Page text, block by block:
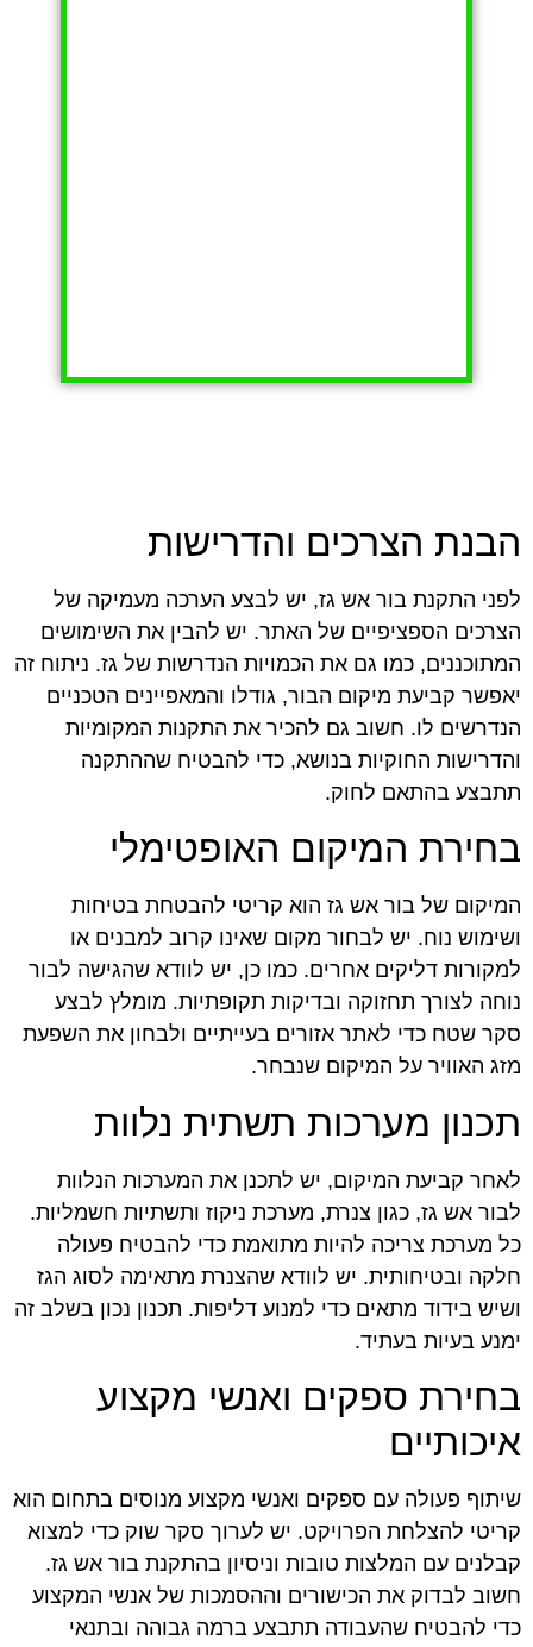
הבנת הצרכים והדרישות
לפני התקנת בור אש גז, יש לבצע הערכה מעמיקה של
הצרכים הספציפיים של האתר. יש להבין את השימושים
המתוכננים, כמו גם את הכמויות הנדרשות של גז. ניתוח זה
יאפשר קביעת מיקום הבור, גודלו והמאפיינים הטכניים
הנדרשים לו. חשוב גם להכיר את התקנות המקומיות
והדרישות החוקיות בנושא, כדי להבטיח שההתקנה
תתבצע בהתאם לחוק.
בחירת המיקום האופטימלי
המיקום של בור אש גז הוא קריטי להבטחת בטיחות
ושימוש נוח. יש לבחור מקום שאינו קרוב למבנים או
למקורות דליקים אחרים. כמו כן, יש לוודא שהגישה לבור
נוחה לצורך תחזוקה ובדיקות תקופתיות. מומלץ לבצע
סקר שטח כדי לאתר אזורים בעייתיים ולבחון את השפעת
מזג האוויר על המיקום שנבחר.
תכנון מערכות תשתית נלוות
לאחר קביעת המיקום, יש לתכנן את המערכות הנלוות
לבור אש גז, כגון צנרת, מערכת ניקוז ותשתיות חשמליות.
כל מערכת צריכה להיות מתואמת כדי להבטיח פעולה
חלקה ובטיחותית. יש לוודא שהצנרת מתאימה לסוג הגז
ושיש בידוד מתאים כדי למנוע דליפות. תכנון נכון בשלב זה
ימנע בעיות בעתיד.
בחירת ספקים ואנשי מקצוע
איכותיים
שיתוף פעולה עם ספקים ואנשי מקצוע מנוסים בתחום הוא
קריטי להצלחת הפרויקט. יש לערוך סקר שוק כדי למצוא
קבלנים עם המלצות טובות וניסיון בהתקנת בור אש גז.
חשוב לבדוק את הכישורים וההסמכות של אנשי המקצוע
כדי להבטיח שהעבודה תתבצע ברמה גבוהה ובתנאי